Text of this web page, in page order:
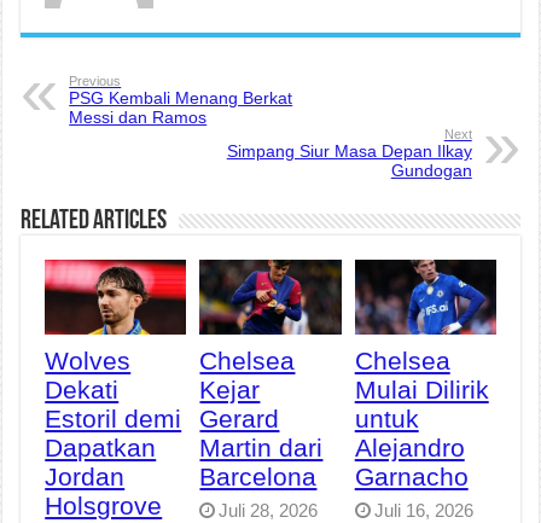
Previous
PSG Kembali Menang Berkat
Messi dan Ramos
Next
Simpang Siur Masa Depan Ilkay
Gundogan
Related Articles
Wolves
Dekati
Estoril demi
Dapatkan
Jordan
Holsgrove
Chelsea
Kejar
Gerard
Martin dari
Barcelona
Juli 28, 2026
Chelsea
Mulai Dilirik
untuk
Alejandro
Garnacho
Juli 16, 2026